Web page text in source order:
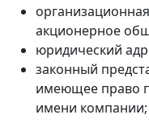
акционерное
юридический
законный
имеющее право
имени компании;